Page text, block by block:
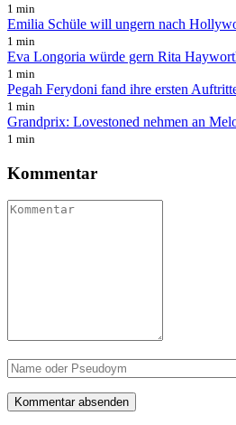
1 min
Emilia Schüle will ungern nach
1 min
Eva Longoria würde gern Rita
1 min
Pegah Ferydoni fand ihre ersten
1 min
Grandprix: Lovestoned nehmen an
1 min
Kommentar